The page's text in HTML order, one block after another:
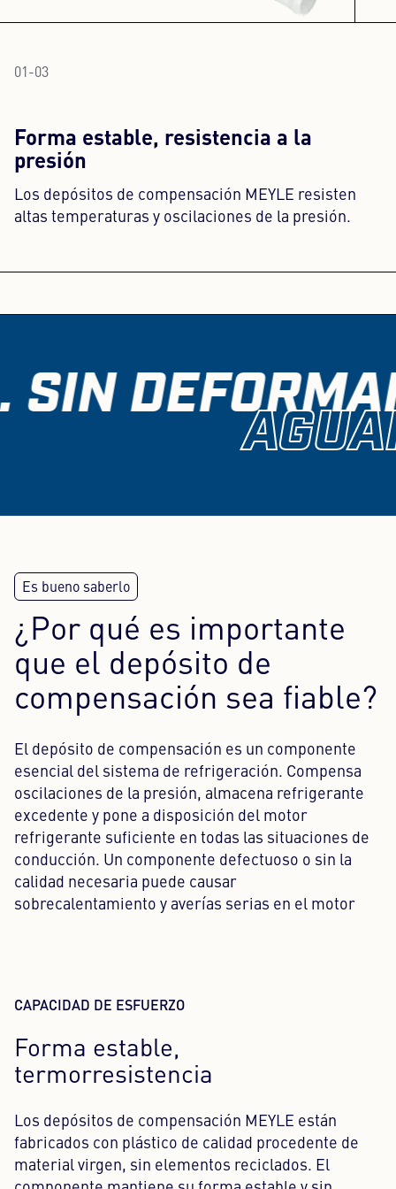
01 -03
Forma estable, resistencia a la
presión
Los depósitos de compensación MEYLE resisten
altas temperaturas y oscilaciones de la presión.
SIN
¿Por qué es importante
que el depósito de
compensación sea fiable?
El depósito de compensación es un componente
esencial del sistema de refrigeración. Compensa
oscilaciones de la presión, almacena refrigerante
excedente y pone a disposición del motor
refrigerante suficiente en todas las situaciones de
conducción. Un componente defectuoso o sin la
calidad necesaria puede causar
sobrecalentamiento y averías serias en el motor
CAPACIDAD DE ESFUERZO
Forma estable,
termorresistencia
Los depósitos de compensación MEYLE están
fabricados con plástico de calidad procedente de
material virgen, sin elementos reciclados. El